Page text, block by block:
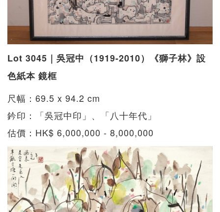
Lot 3045｜吳冠中（1919-2010）《獅子林》設
色紙本 鏡框
尺幅：69.5 x 94.2 cm
鈐印：「吳冠中印」、「八十年代」
估價：HK$ 6,000,000 - 8,000,000